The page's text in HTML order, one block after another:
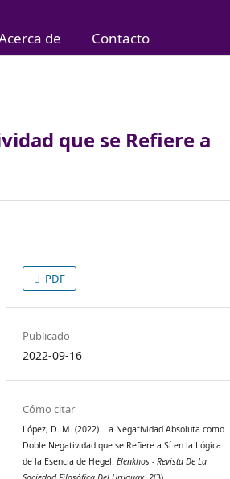
de Contacto
que se Refiere a
PDF
Publicado
2022-09-16
Cómo citar
López, D. M. (2022). La Negatividad Absoluta como
Doble Negatividad que se Refiere a Sí en la Lógica
de la Esencia de Hegel.Elenkhos - Revista De La